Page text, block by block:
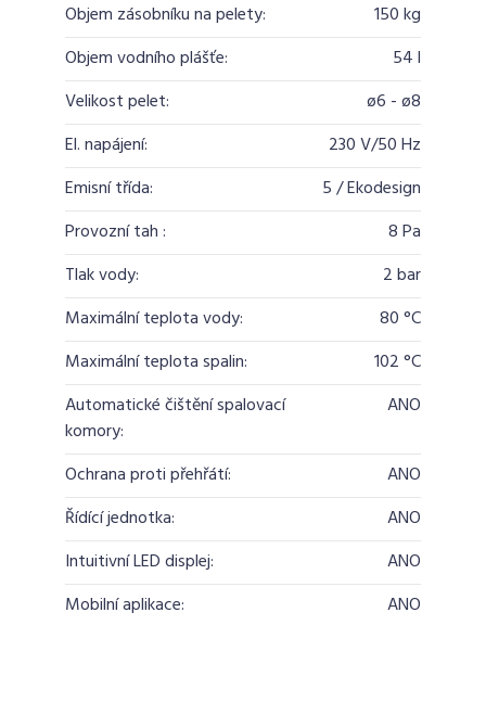
Objem zásobníku na pelety:
150 kg
Objem vodního plášťe:
54 l
Velikost pelet:
ø6 - ø8
El. napájení:
230 V/50 Hz
Emisní třída:
5 / Ekodesign
Provozní tah :
8 Pa
Tlak vody:
2 bar
Maximální teplota vody:
80 °C
Maximální teplota spalin:
102 °C
Automatické čištění spalovací
komory:
ANO
Ochrana proti přehřátí:
ANO
Řídící jednotka:
ANO
Intuitivní LED displej:
ANO
Mobilní aplikace:
ANO